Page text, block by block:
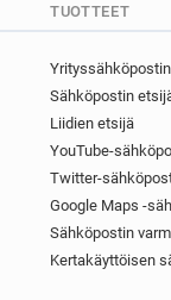
TUOTTEET
Sähköpostin
Liidien etsijä
YouTube-
Twitter-
Google Maps -
Sähköpostin
Kertakäyttöisen